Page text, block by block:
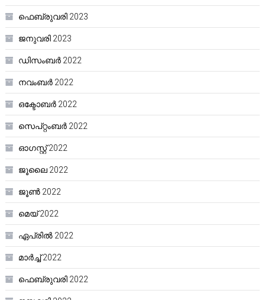
ഫെബ്രുവരി 2023
ജനുവരി 2023
ഡിസംബർ 2022
നവംബർ 2022
ഒക്ടോബർ 2022
സെപ്റ്റംബർ 2022
ഓഗസ്റ്റ്‌ 2022
ജൂലൈ 2022
ജൂൺ 2022
മെയ്‌ 2022
ഏപ്രിൽ 2022
മാർച്ച്‌ 2022
ഫെബ്രുവരി 2022